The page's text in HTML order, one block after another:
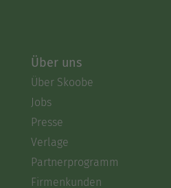
Über uns
Über Skoobe
Jobs
Presse
Verlage
Partnerprogramm
Firmenkunden